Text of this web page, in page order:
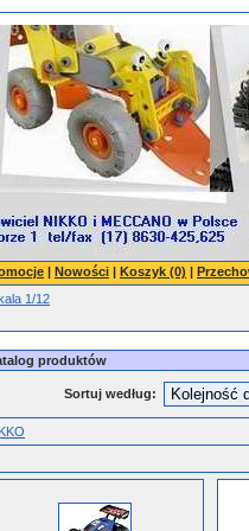
| Nowości | Koszyk (0) |
1/12
produktów
Sortuj według: